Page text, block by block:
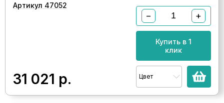
Артикул 47052
31 021 р.
− +
Купить в 1
клик
Цвет